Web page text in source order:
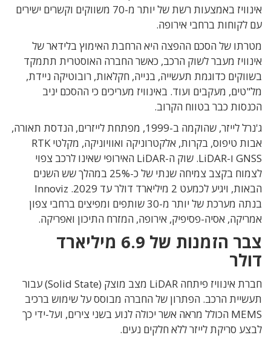
אינוויז באמצעות רשת של יותר מ-70 משווקים וקשרים ישירים
עם לקוחות ברחבי אירופה.
מטרתו של הסכם ההפצה היא הרחבת האימוץ בלידאר של
אינוויז מעבר לשוק הרכב, כאשר החברה האוסטרית תתמקד
בשווקים כדוגמת תעשייה, בנייה, חקלאות, רובוטיקה ניידת,
מל"טים, מעקבים ועוד. באינוויז מעריכים כי ההסכם יניב
הכנסות כבר בטווח הקרוב.
ג'נרל לייזר, שהוקמה ב-1999, מפתחת לייזרים, הנדסת תאורה,
אבות טיפוס, בקרות, אלקטרוניקה ואוויוניקה, מקלטי RTK
GNSS ו-LiDAR.
שוק ה-LiDAR האירופי שאינו לרכב צפוי
לצמוח בקצב צמיחה שנתי של כ-25% במהלך שש השנים
הבאות, ויגיע לכמעט 2 מיליארד דולר עד 2029. Innoviz
בנתה מערכת של יותר מ-30 שותפים ומפיצים ברחבי צפון
אמריקה, אסיה-פסיפיק, אירופה, המזרח התיכון ואפריקה.
צבר הזמנות של 6.9 מיליארד
דולר
חברת אינוויז פיתחה LiDAR מצב מוצק (Solid State) עבור
תעשיית הרכב. הפתרון של החברה מבוסס על שימוש ברכיב
MEMS הכולל מראה אשר יכולה לנוע בשני צירים, ועל-ידי כך
לבצע סריקת לייזר ללא חלקים נעים.